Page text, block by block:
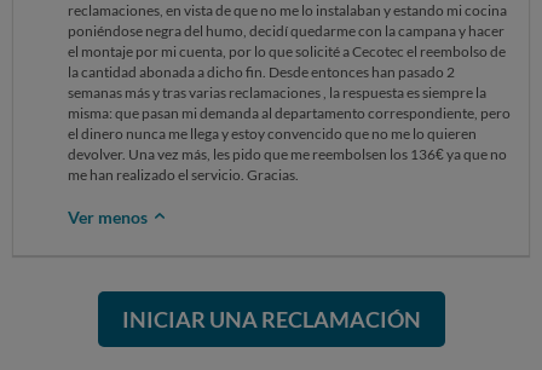
reclamaciones, en vista de que no me lo instalaban y estando mi cocina
poniéndose negra del humo, decidí quedarme con la campana y hacer
el montaje por mi cuenta, por lo que solicité a Cecotec el reembolso de
la cantidad abonada a dicho fin. Desde entonces han pasado 2
semanas más y tras varias reclamaciones , la respuesta es siempre la
misma: que pasan mi demanda al departamento correspondiente, pero
el dinero nunca me llega y estoy convencido que no me lo quieren
devolver. Una vez más, les pido que me reembolsen los 136€ ya que no
me han realizado el servicio. Gracias.
Ver menos
INICIAR UNA RECLAMACIÓN